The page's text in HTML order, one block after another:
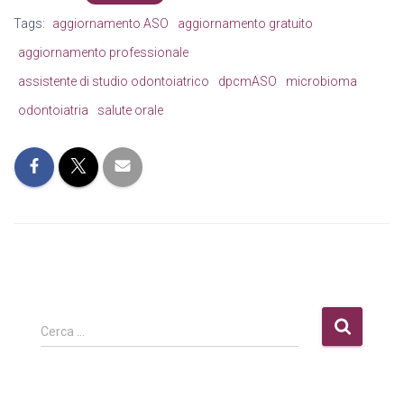
Tags: aggiornamento ASO
aggiornamento gratuito
aggiornamento professionale
assistente di studio odontoiatrico
dpcmASO
microbioma
odontoiatria
salute orale
R
i
Cerca …